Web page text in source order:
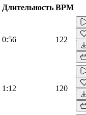
Длительность BPM
0:56 122
1:12 120